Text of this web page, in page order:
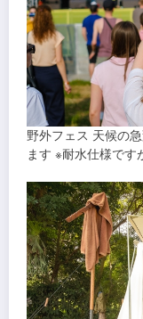
野外フェス 天候の
ます ※耐水仕様です